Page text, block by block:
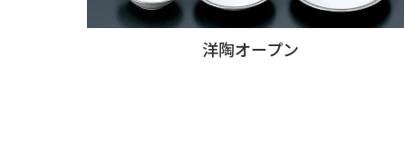
洋陶オープン